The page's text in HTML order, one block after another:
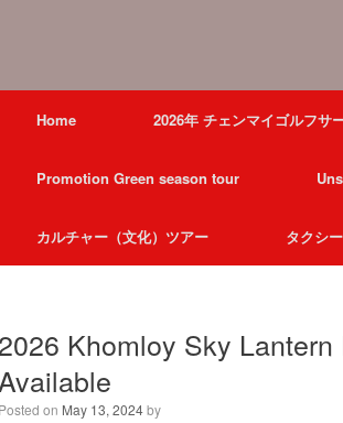
Home 2026年 チェンマイゴルフサ
Promotion Green season tour
カルチャー（文化）ツアー タクシ
2026 Khomloy Sky
Available
Posted on May 13, 2024by